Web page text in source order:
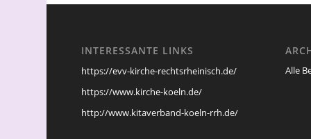
INTERESSANTE LINKS
https://evv-kirche-rechtsrheinisch.de/
https://www.kirche-koeln.de/
http://www.kitaverband-koeln-rrh.de/
Alle